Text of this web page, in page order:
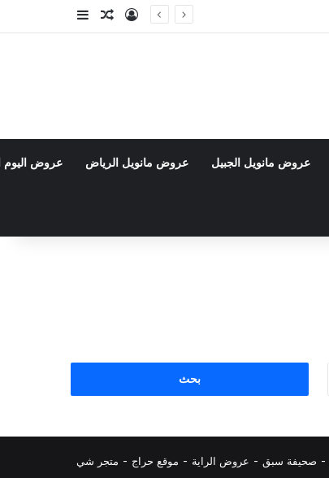
تسجيل الدخول
مقال عشوائي
إضافة عمود
عروض مانويل الجبيل عروض مانويل الرياض عروض اليوم
- صحيفة سبق - عروض الراية - موقع حراج - متجر شي